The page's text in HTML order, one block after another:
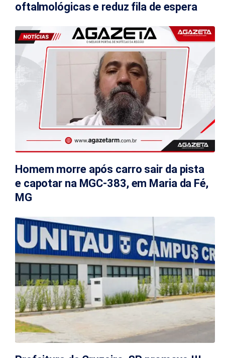
oftalmológicas e reduz fila de espera
Homem morre após carro sair da pista
e capotar na MGC-383, em Maria da Fé,
MG